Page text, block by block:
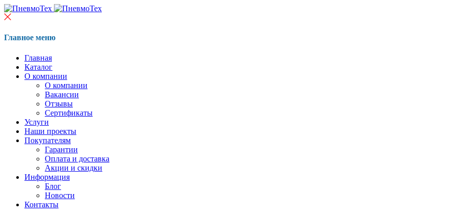
Главное меню
Главная
Каталог
О компании
О компании
Вакансии
Отзывы
Сертификаты
Услуги
Наши проекты
Покупателям
Гарантии
Оплата и доставка
Акции и скидки
Информация
Блог
Новости
Контакты